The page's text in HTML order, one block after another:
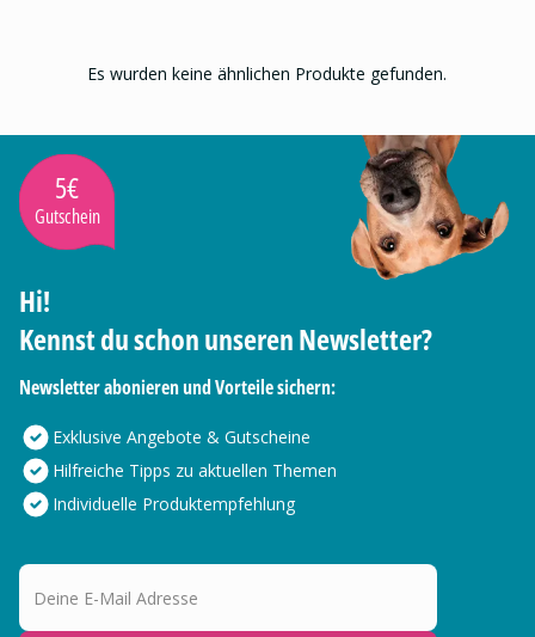
Es wurden keine ähnlichen Produkte gefunden.
5€
Gutschein
Hi!
Kennst du schon unseren Newsletter?
Newsletter abonieren und Vorteile sichern:
Exklusive Angebote & Gutscheine
Hilfreiche Tipps zu aktuellen Themen
Individuelle Produktempfehlung
Deine E-Mail Adresse